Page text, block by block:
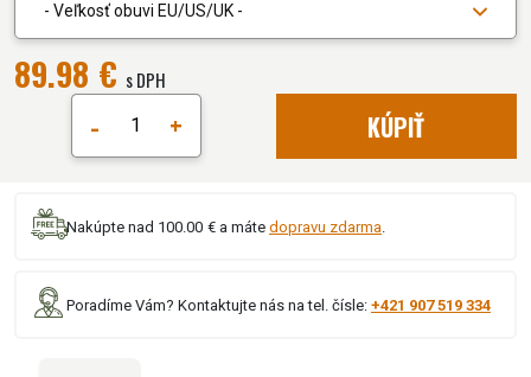
- Veľkosť obuvi EU/US/UK -
89.98 € s DPH
- + KÚPIŤ
Nakúpte nad 100.00 € a máte dopravu zdarma
Poradíme Vám? Kontaktujte nás na tel. čísle: +421 907 519 334